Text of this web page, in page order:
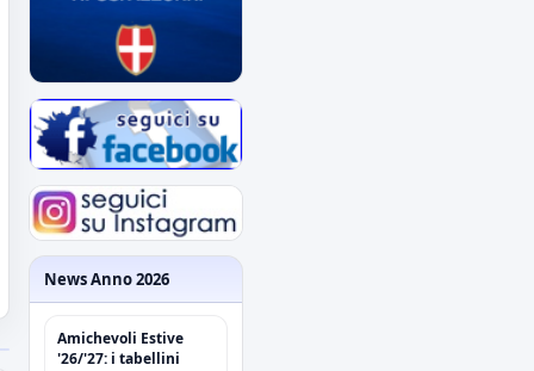
News Anno 2026
Amichevoli Estive
'26/'27: i tabellini